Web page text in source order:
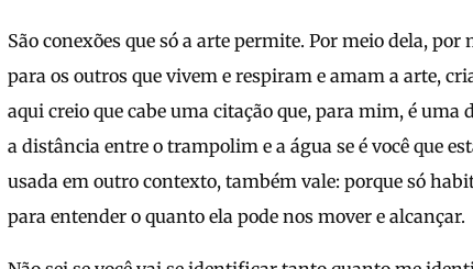
São conexões que só a arte permite. Por meio dela,
para os outros que vivem e respiram e amam a arte,
aqui creio que cabe uma citação que, para mim, é
a distância entre o trampolim e a água se é você que
usada em outro contexto, também vale: porque só
para entender o quanto ela pode nos mover e alcançar.